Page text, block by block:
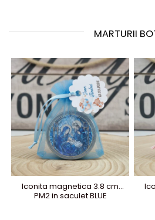
MARTURII
Iconita magnetica 3.8 cm
PM2 in saculet BLUE